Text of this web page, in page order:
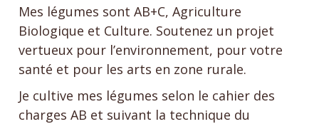
Mes légumes sont AB+C, Agriculture
Biologique et Culture. Soutenez un projet
vertueux pour l’environnement, pour votre
santé et pour les arts en zone rurale.
Je cultive mes légumes selon le cahier des
charges AB et suivant la technique du